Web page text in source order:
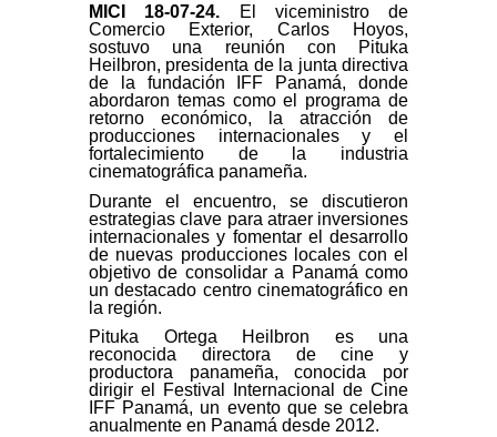
MICI 18-07-24.
El viceministro de
Comercio Exterior, Carlos Hoyos,
sostuvo una reunión con Pituka
Heilbron, presidenta de la junta directiva
de la fundación IFF Panamá, donde
abordaron temas como el programa de
retorno económico, la atracción de
producciones internacionales y el
fortalecimiento de la industria
cinematográfica panameña.
Durante el encuentro, se discutieron
estrategias clave para atraer inversiones
internacionales y fomentar el desarrollo
de nuevas producciones locales con el
objetivo de consolidar a Panamá como
un destacado centro cinematográfico en
la región.
Pituka Ortega Heilbron es una
reconocida directora de cine y
productora panameña, conocida por
dirigir el Festival Internacional de Cine
IFF Panamá, un evento que se celebra
anualmente en Panamá desde 2012.